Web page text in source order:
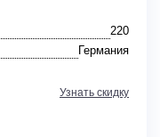
220
Германия
Узнать скидку